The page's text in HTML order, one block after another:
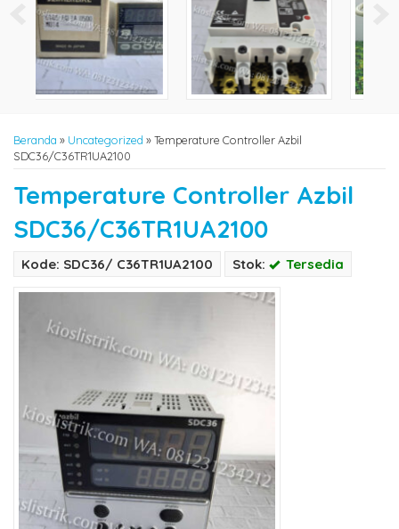
Beranda » Uncategorized »Temperature Controller Azbil
SDC36/C36TR1UA2100
Temperature Controller Azbil
SDC36/C36TR1UA2100
Kode: SDC36/ C36TR1UA2100 Stok: Tersedia